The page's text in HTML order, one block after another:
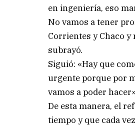
en ingeniería, eso
No vamos a tener
Corrientes y Chaco
subrayó.
Siguió: «Hay que
urgente porque por
vamos a poder
De esta manera, el
tiempo y que cada